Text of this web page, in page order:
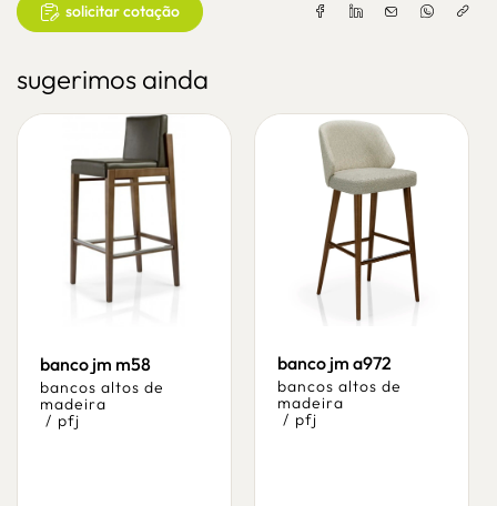
solicitar cotação
sugerimos ainda
banco jm m58
bancos altos de
madeira
/ pfj
banco jm a972
bancos altos de
madeira
/ pfj